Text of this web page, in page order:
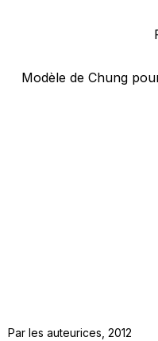
Modèle de Chung
Par les auteurices, 2012